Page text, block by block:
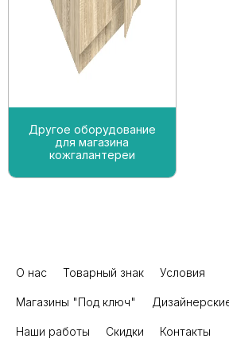
Другое оборудование
для магазина
кожгалантереи
О нас Товарный знак Условия
Магазины "Под ключ"
Наши работы Скидки Контакты